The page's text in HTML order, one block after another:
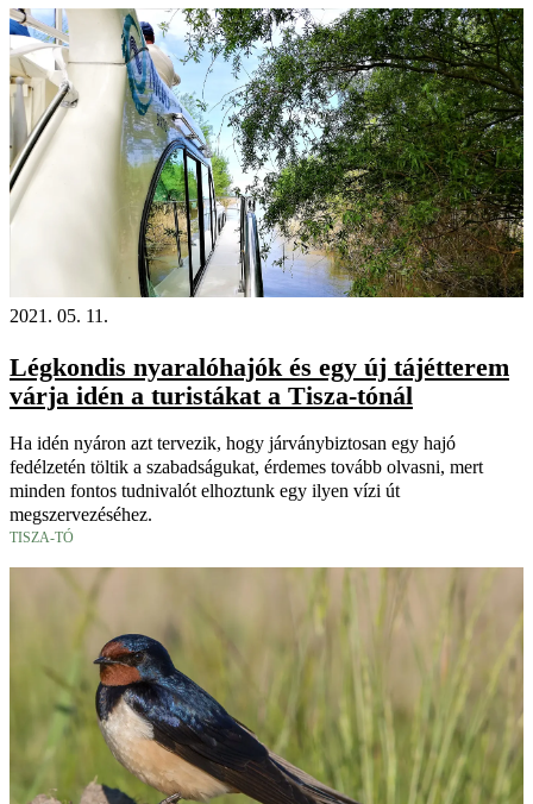
2021. 05. 11.
Légkondis nyaralóhajók és egy új tájétterem
várja idén a turistákat a Tisza-tónál
Ha idén nyáron azt tervezik, hogy járványbiztosan egy hajó
fedélzetén töltik a szabadságukat, érdemes tovább olvasni, mert
minden fontos tudnivalót elhoztunk egy ilyen vízi út
megszervezéséhez.
TISZA-TÓ